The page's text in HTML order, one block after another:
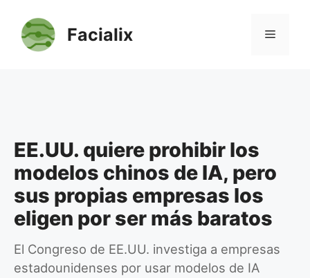
contenido
Facialix Menú
EE.UU. quiere prohibir los
modelos chinos de IA, pero
sus propias empresas los
eligen por ser más baratos
El Congreso de EE.UU. investiga a empresas
estadounidenses por usar modelos de IA